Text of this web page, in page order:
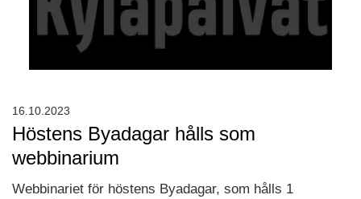
Höstens Byadagar hålls som
webbinarium
Webbinariet för höstens Byadagar, som hålls 1
16.10.2023